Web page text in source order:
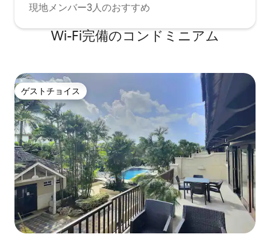
現地メンバー3人のおすすめ
Wi-Fi完備のコンドミニアム
ゲストチョイス
ゲストチョイス